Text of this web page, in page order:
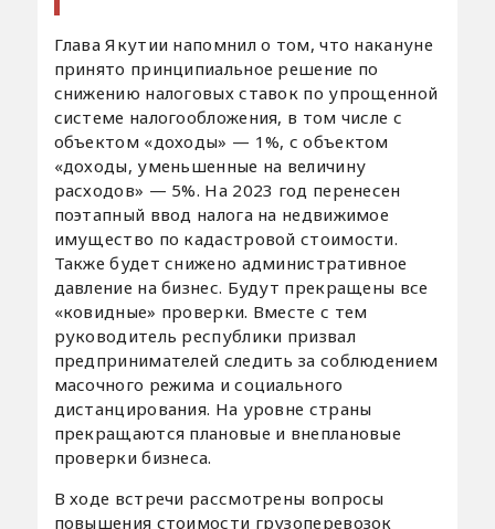
Глава Якутии напомнил о том, что накануне
принято принципиальное решение по
снижению налоговых ставок по упрощенной
системе налогообложения, в том числе с
объектом «доходы» — 1%, с объектом
«доходы, уменьшенные на величину
расходов» — 5%. На 2023 год перенесен
поэтапный ввод налога на недвижимое
имущество по кадастровой стоимости.
Также будет снижено административное
давление на бизнес. Будут прекращены все
«ковидные» проверки. Вместе с тем
руководитель республики призвал
предпринимателей следить за соблюдением
масочного режима и социального
дистанцирования. На уровне страны
прекращаются плановые и внеплановые
проверки бизнеса.
В ходе встречи рассмотрены вопросы
повышения стоимости грузоперевозок